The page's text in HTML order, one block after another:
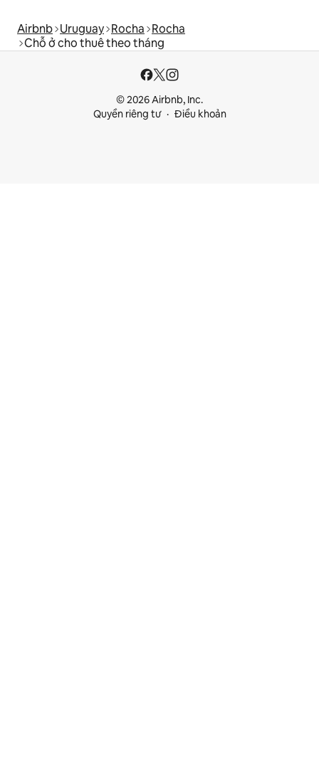
Airbnb Uruguay Rocha Rocha
Chỗ ở cho thuê theo tháng
© 2026 Airbnb, Inc.
Quyền riêng tư
Điều khoản